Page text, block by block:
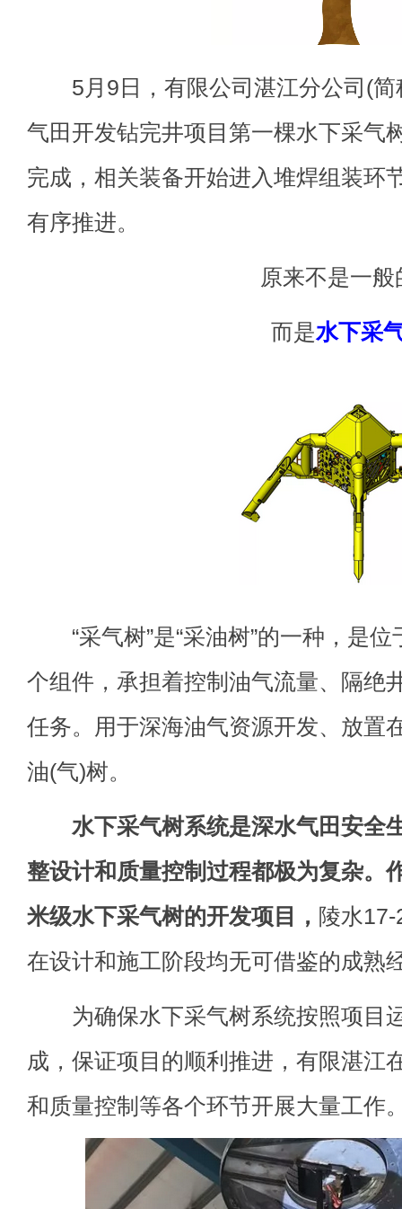
5月9日，有限公司湛江分公司(简
气田开发钻完井项目第一棵水下采气
完成，相关装备开始进入堆焊组装环
有序推进。
原来不是一般
而是水下采
“采气树”是“采油树”的一种，是位
个组件，承担着控制油气流量、隔绝
任务。用于深海油气资源开发、放置
油(气)树。
水下采气树系统是深水气田安全
整设计和质量控制过程都极为复杂。
米级水下采气树的开发项目， 陵水
在设计和施工阶段均无可借鉴的成熟
为确保水下采气树系统按照项目
成，保证项目的顺利推进，有限湛江
和质量控制等各个环节开展大量工作